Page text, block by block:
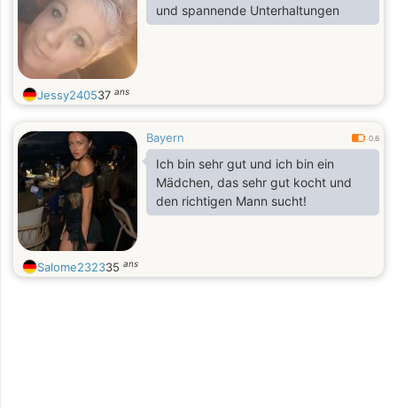
und spannende Unterhaltungen
Jessy240537 ans
Bayern 0.6
Ich bin sehr gut und ich bin ein
Mädchen, das sehr gut kocht und
den richtigen Mann sucht!
Salome232335 ans